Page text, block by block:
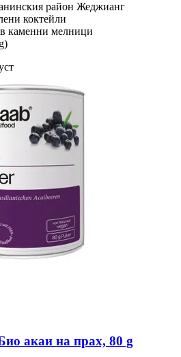
район Жеджианг
коктейли
каменни мелници
акаи на прах, 80 g